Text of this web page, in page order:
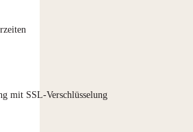
mit SSL-Verschlüsselung